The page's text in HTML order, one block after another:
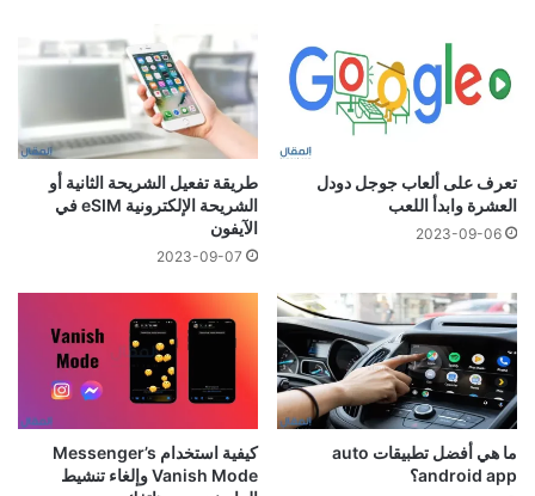
تعرف على ألعاب جوجل دودل
العشرة وابدأ اللعب
2023-09-06
طريقة تفعيل الشريحة الثانية أو
الشريحة الإلكترونية eSIM في
الآيفون
2023-09-07
ما هي أفضل تطبيقات auto
android app؟
كيفية استخدام Messenger’s
Vanish Mode وإلغاء تنشيط